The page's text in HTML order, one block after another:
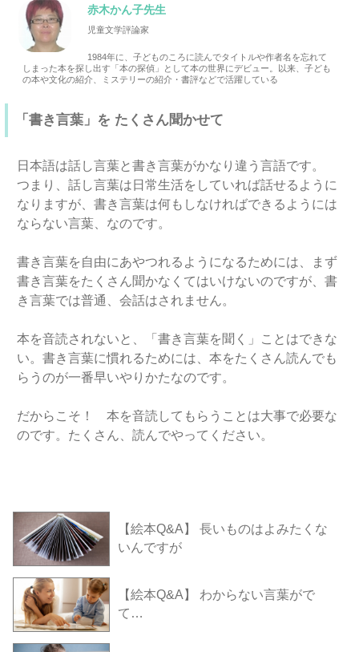
赤木かん子先生
児童文学評論家
1984年に、子どものころに読んでタイトルや作者名を忘れて
しまった本を探し出す「本の探偵」として本の世界にデビュー。以来、子ども
の本や文化の紹介、ミステリーの紹介・書評などで活躍している
「書き言葉」を たくさん聞かせて
日本語は話し言葉と書き言葉がかなり違う言語です。
つまり、話し言葉は日常生活をしていれば話せるように
なりますが、書き言葉は何もしなければできるようには
ならない言葉、なのです。
書き言葉を自由にあやつれるようになるためには、まず
書き言葉をたくさん聞かなくてはいけないのですが、書
き言葉では普通、会話はされません。
本を音読されないと、「書き言葉を聞く」ことはできな
い。書き言葉に慣れるためには、本をたくさん読んでも
らうのが一番早いやりかたなのです。
だからこそ！ 本を音読してもらうことは大事で必要な
のです。たくさん、読んでやってください。
【絵本Q&A】 長いものはよみたくな
いんですが
【絵本Q&A】 わからない言葉がで
て…